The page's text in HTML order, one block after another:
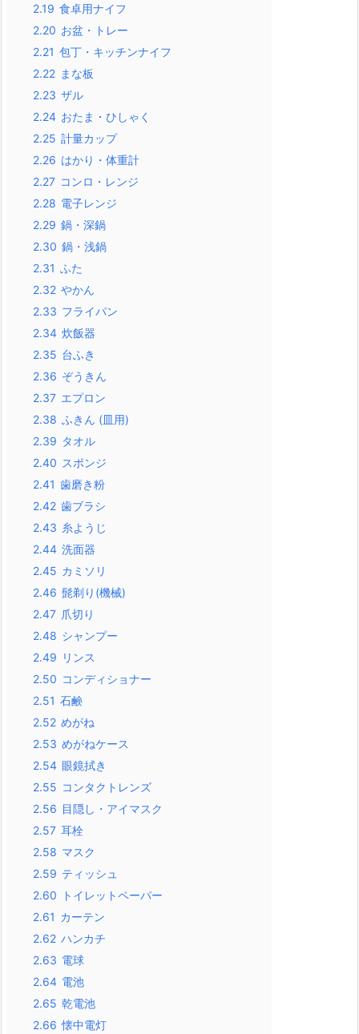
2.19 食卓用ナイフ
2.20 お盆・トレー
2.21 包丁・キッチンナイフ
2.22 まな板
2.23 ザル
2.24 おたま・ひしゃく
2.25 計量カップ
2.26 はかり・体重計
2.27 コンロ・レンジ
2.28 電子レンジ
2.29 鍋・深鍋
2.30 鍋・浅鍋
2.31 ふた
2.32 やかん
2.33 フライパン
2.34 炊飯器
2.35 台ふき
2.36 ぞうきん
2.37 エプロン
2.38 ふきん (皿用)
2.39 タオル
2.40 スポンジ
2.41 歯磨き粉
2.42 歯ブラシ
2.43 糸ようじ
2.44 洗面器
2.45 カミソリ
2.46 髭剃り(機械)
2.47 爪切り
2.48 シャンプー
2.49 リンス
2.50 コンディショナー
2.51 石鹸
2.52 めがね
2.53 めがねケース
2.54 眼鏡拭き
2.55 コンタクトレンズ
2.56 目隠し・アイマスク
2.57 耳栓
2.58 マスク
2.59 ティッシュ
2.60
トイレットペーパー
2.61 カーテン
2.62 ハンカチ
2.63 電球
2.64 電池
2.65 乾電池
2.66 懐中電灯